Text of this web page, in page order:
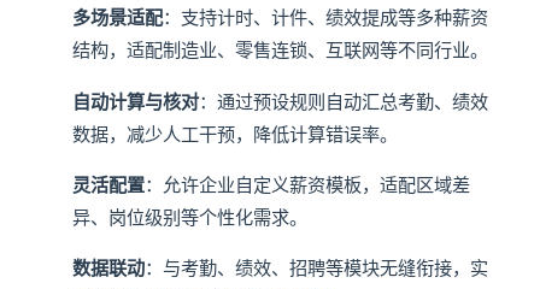
多场景适配：支持计时、计件、绩效提成等多种薪资
结构，适配制造业、零售连锁、互联网等不同行业。
自动计算与核对：通过预设规则自动汇总考勤、绩效
数据，减少人工干预，降低计算错误率。
灵活配置：允许企业自定义薪资模板，适配区域差
异、岗位级别等个性化需求。
数据联动：与考勤、绩效、招聘等模块无缝衔接，实